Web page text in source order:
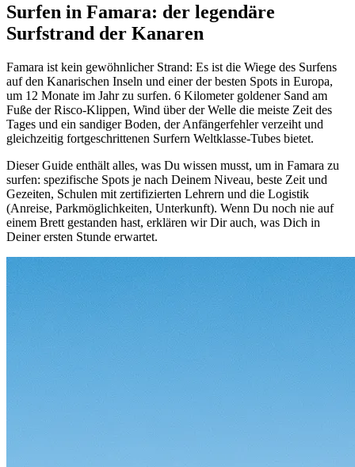
Surfen in Famara: der legendäre
Surfstrand der Kanaren
Famara ist kein gewöhnlicher Strand: Es ist die Wiege des Surfens
auf den Kanarischen Inseln und einer der besten Spots in Europa,
um 12 Monate im Jahr zu surfen. 6 Kilometer goldener Sand am
Fuße der Risco-Klippen, Wind über der Welle die meiste Zeit des
Tages und ein sandiger Boden, der Anfängerfehler verzeiht und
gleichzeitig fortgeschrittenen Surfern Weltklasse-Tubes bietet.
Dieser Guide enthält alles, was Du wissen musst, um in Famara zu
surfen: spezifische Spots je nach Deinem Niveau, beste Zeit und
Gezeiten, Schulen mit zertifizierten Lehrern und die Logistik
(Anreise, Parkmöglichkeiten, Unterkunft). Wenn Du noch nie auf
einem Brett gestanden hast, erklären wir Dir auch, was Dich in
Deiner ersten Stunde erwartet.